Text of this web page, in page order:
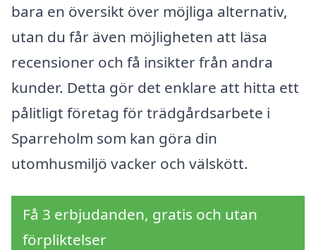
bara en översikt över möjliga alternativ,
utan du får även möjligheten att läsa
recensioner och få insikter från andra
kunder. Detta gör det enklare att hitta ett
pålitligt företag för trädgårdsarbete i
Sparreholm som kan göra din
utomhusmiljö vacker och välskött.
Få 3 erbjudanden, gratis och utan
förpliktelser